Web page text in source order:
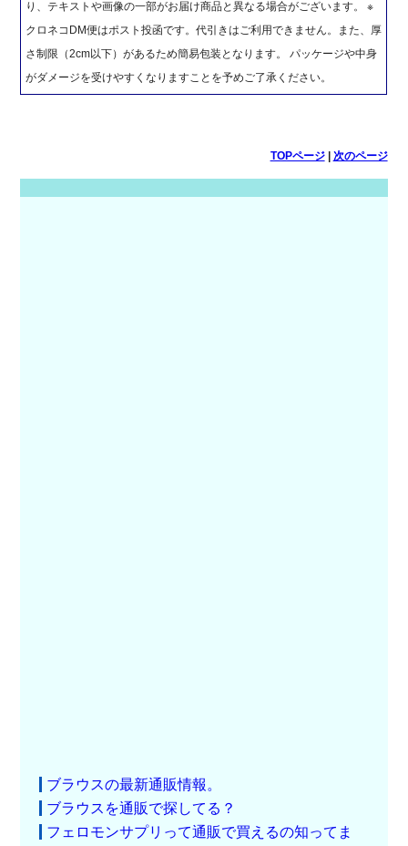
り、テキストや画像の一部がお届け商品と異なる場合がございます。 ※
クロネコDM便はポスト投函です。代引きはご利用できません。また、厚
さ制限（2cm以下）があるため簡易包装となります。 パッケージや中身
がダメージを受けやすくなりますことを予めご了承ください。
TOPページ| 次のページ
ブラウスの最新通販情報。
ブラウスを通販で探してる？
フェロモンサプリって通販で買えるの知ってま